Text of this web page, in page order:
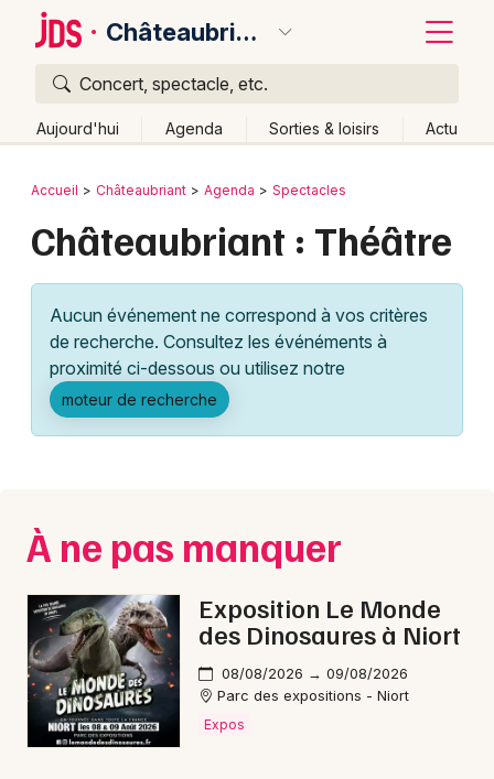
Châteaubriant
Concert, spectacle, etc.
Aujourd'hui Agenda Sorties & loisirs Actu
Publier un événement
Grands événements
Activité & Expérience
Manifestations
Spectacles
Concerts
Sports
Soirées
Sorties famille
Bordeaux
Lille
Lyon
Marseille
Nantes
Nice
Paris
Strasbourg
Toulouse
Retour
Accueil Châteaubriant Agenda Spectacles
Châteaubriant : Théâtre
Aucun événement ne correspond à vos critères
de recherche. Consultez les événéments à
proximité ci-dessous ou utilisez notre
moteur de recherche
À ne pas manquer
Exposition Le Monde
des Dinosaures à Niort
08/08/2026 → 09/08/2026
Parc des expositions - Niort
Expos
Quoi ?
Où ?
Pays de la Loire
Partout Près de moi Changer de lieu
Quand ?
Ce week-end